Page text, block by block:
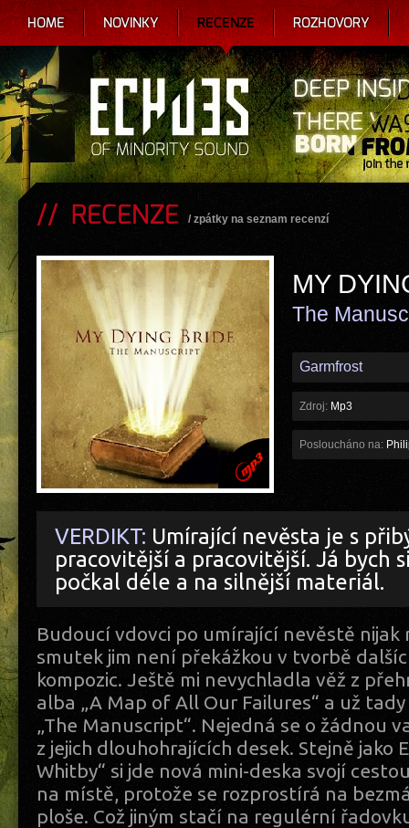
HOME NOVINKY RECENZE ROZHOVORY
RECENZE / zpátky na seznam recenzí
MY
The
Garmfrost
Zdroj: Mp3
Posloucháno na:
VERDIKT: Umírající nevěsta je s
pracovitější a pracovitější. Já bych
počkal déle a na silnější materiál.
Budoucí vdovci po umírající nevěstě nijak
smutek jim není překážkou v tvorbě
kompozic. Ještě mi nevychladla věž z
alba „A Map of All Our Failures“ a už
„The Manuscript“. Nejedná se o žádnou
z jejich dlouhohrajících desek. Stejně jako
Whitby“ si jde nová mini-deska svojí
na místě, protože se rozprostírá na
ploše. Což jiným stačí na regulérní